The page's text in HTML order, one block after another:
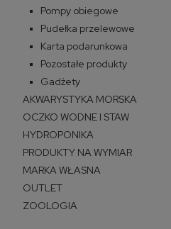
Pompy obiegowe
Pudełka przelewowe
Karta podarunkowa
Pozostałe produkty
Gadżety
AKWARYSTYKA MORSKA
OCZKO WODNE I STAW
HYDROPONIKA
PRODUKTY NA WYMIAR
MARKA WŁASNA
OUTLET
ZOOLOGIA